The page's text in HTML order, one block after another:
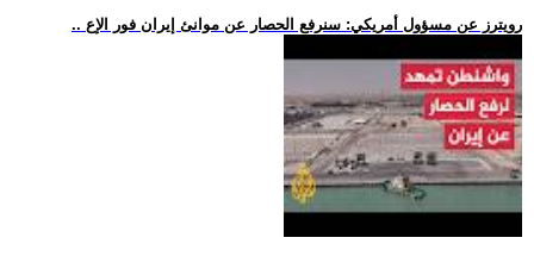
.. رويترز عن مسؤول أمريكي: سنرفع الحصار عن موانئ إيران فور الإع